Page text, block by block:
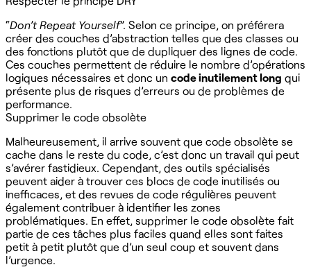
“Don’t Repeat Yourself”. Selon ce principe, on préférera
créer des couches d’abstraction telles que des classes ou
des fonctions plutôt que de dupliquer des lignes de code.
Ces couches permettent de réduire le nombre d’opérations
logiques nécessaires et donc un code inutilement long qui
présente plus de risques d’erreurs ou de problèmes de
performance.
Supprimer le code obsolète
Malheureusement, il arrive souvent que code obsolète se
cache dans le reste du code, c’est donc un travail qui peut
s’avérer fastidieux. Cependant, des outils spécialisés
peuvent aider à trouver ces blocs de code inutilisés ou
inefficaces, et des revues de code régulières peuvent
également contribuer à identifier les zones
problématiques. En effet, supprimer le code obsolète fait
partie de ces tâches plus faciles quand elles sont faites
petit à petit plutôt que d’un seul coup et souvent dans
l’urgence.